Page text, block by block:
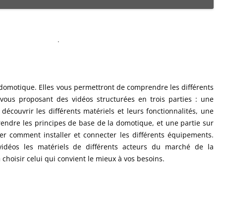
ENSEMBLE DES ACTIONNEURS
.
Elles vous permettront de comprendre les différents
proposant des vidéos structurées en trois parties : une
les différents matériels et leurs fonctionnalités, une
les principes de base de la domotique, et une partie sur
comment installer et connecter les différents équipements.
les matériels de différents acteurs du marché de la
celui qui convient le mieux à vos besoins.